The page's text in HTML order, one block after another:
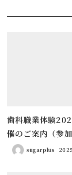
歯科職業体験
催のご案内（参加
sugarplus